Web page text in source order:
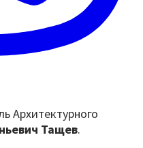
Архитектурного
Тащев.